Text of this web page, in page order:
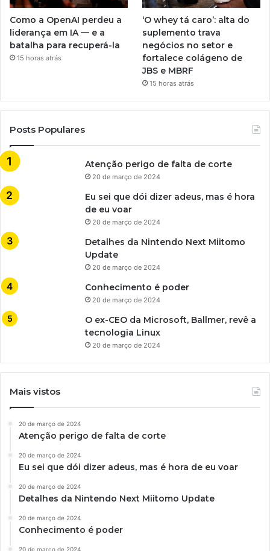
Como a OpenAI perdeu a
liderança em IA — e a
batalha para recuperá-la
15 horas atrás
‘O whey tá caro’: alta do
suplemento trava
negócios no setor e
fortalece colágeno de
JBS e MBRF
15 horas atrás
Posts Populares
Atenção perigo de falta de corte
20 de março de 2024
Eu sei que dói dizer adeus, mas é hora
de eu voar
20 de março de 2024
Detalhes da Nintendo Next Miitomo
Update
20 de março de 2024
Conhecimento é poder
20 de março de 2024
O ex-CEO da Microsoft, Ballmer, revê a
tecnologia Linux
20 de março de 2024
Mais vistos
20 de março de 2024
Atenção perigo de falta de corte
20 de março de 2024
Eu sei que dói dizer adeus, mas é hora de eu voar
20 de março de 2024
Detalhes da Nintendo Next Miitomo Update
20 de março de 2024
Conhecimento é poder
20 de março de 2024